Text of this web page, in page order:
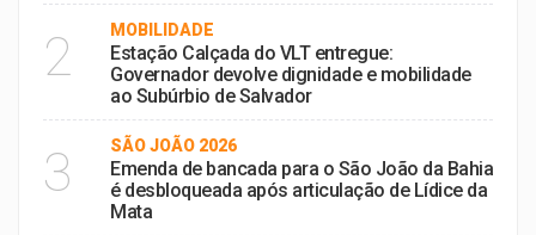
2 MOBILIDADE
Estação Calçada do VLT entregue:
Governador devolve dignidade e mobilidade
ao Subúrbio de Salvador
3 SÃO JOÃO 2026
Emenda de bancada para o São João da Bahia
é desbloqueada após articulação de Lídice da
Mata